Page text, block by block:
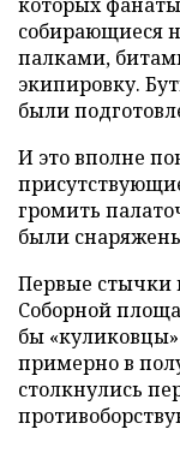
собирающиеся
палками,
экипировку.
были
И это вполне
громить
были
Первые стычки
Соборной
бы
примерно в
столкнулись